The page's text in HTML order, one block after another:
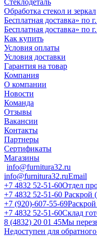
Стеклодеталь
Обработка стекол и зеркал
Бесплатная доставка» по
Бесплатная доставка» по
Как купить
Условия оплаты
Условия доставки
Гарантия на товар
Компания
О компании
Новости
Команда
Отзывы
Вакансии
Контакты
Партнеры
Сертификаты
Магазины
info@furnitura32.ru
info@furnitura32.ruEmail
+7 4832 52-51-60Отдел
+7 4832 52-51-60 Раскрой
+7 (920)-607-55-69
+7 4832 52-51-60Склад
8 (4832) 20 01 45Мы
Недоступен для